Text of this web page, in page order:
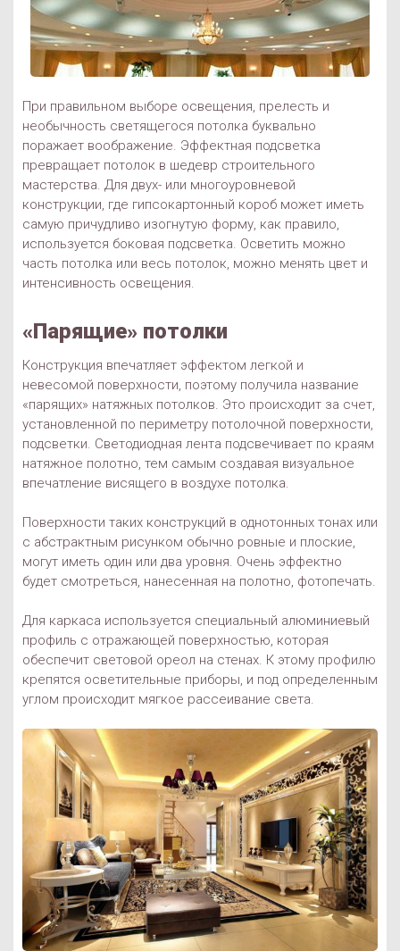
При правильном выборе освещения, прелесть и
необычность светящегося потолка буквально
поражает воображение. Эффектная подсветка
превращает потолок в шедевр строительного
мастерства. Для двух- или многоуровневой
конструкции, где гипсокартонный короб может иметь
самую причудливо изогнутую форму, как правило,
используется боковая подсветка. Осветить можно
часть потолка или весь потолок, можно менять цвет и
интенсивность освещения.
«Парящие» потолки
Конструкция впечатляет эффектом легкой и
невесомой поверхности, поэтому получила название
«парящих» натяжных потолков. Это происходит за счет,
установленной по периметру потолочной поверхности,
подсветки. Светодиодная лента подсвечивает по краям
натяжное полотно, тем самым создавая визуальное
впечатление висящего в воздухе потолка.
Поверхности таких конструкций в однотонных тонах или
с абстрактным рисунком обычно ровные и плоские,
могут иметь один или два уровня. Очень эффектно
будет смотреться, нанесенная на полотно, фотопечать.
Для каркаса используется специальный алюминиевый
профиль с отражающей поверхностью, которая
обеспечит световой ореол на стенах. К этому профилю
крепятся осветительные приборы, и под определенным
углом происходит мягкое рассеивание света.